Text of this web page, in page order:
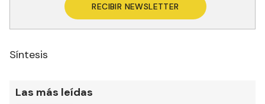
RECIBIR NEWSLETTER
Síntesis
Las más leídas